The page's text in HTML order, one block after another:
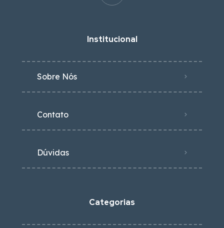
Institucional
Sobre Nós
Contato
Dúvidas
Categorias